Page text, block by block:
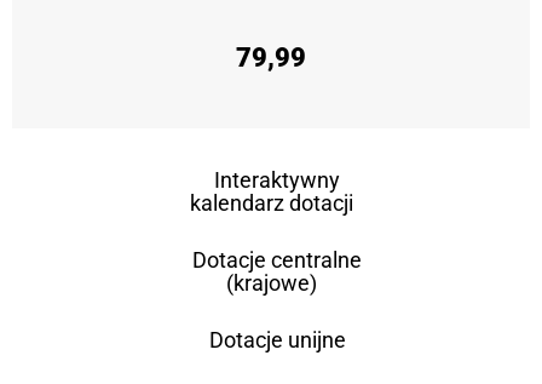
79,99
Interaktywny
kalendarz dotacji
Dotacje centralne
(krajowe)
Dotacje unijne